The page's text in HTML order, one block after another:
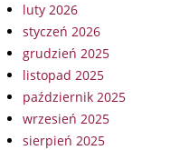
luty 2026
styczeń 2026
grudzień 2025
listopad 2025
październik 2025
wrzesień 2025
sierpień 2025